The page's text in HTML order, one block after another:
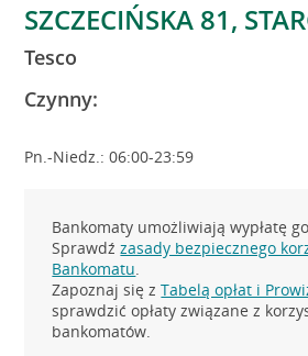
SZCZECIŃSKA 81,
Tesco
Czynny:
Pn.-Niedz.: 06:00-23:59
Bankomaty umożliwiają wypłatę
Sprawdźzasady bezpiecznego
Bankomatu.
Zapoznaj się zTabelą opłat i
sprawdzić opłaty związane z
bankomatów.